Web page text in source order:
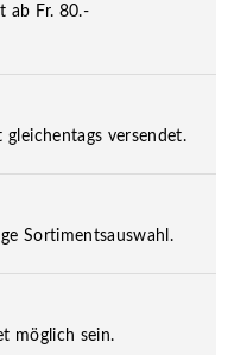
ab Fr. 80.-
gleichentags versendet.
Sortimentsauswahl.
möglich sein.